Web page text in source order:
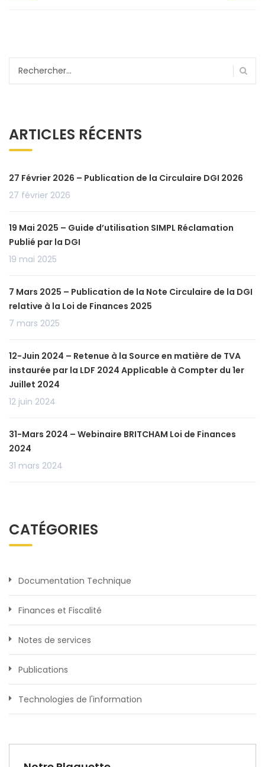
Rechercher :
ARTICLES RÉCENTS
27 Février 2026 – Publication de la Circulaire DGI 2026
27 février 2026
19 Mai 2025 – Guide d’utilisation SIMPL Réclamation
Publié par la DGI
19 mai 2025
7 Mars 2025 – Publication de la Note Circulaire de la DGI
relative à la Loi de Finances 2025
7 mars 2025
12-Juin 2024 – Retenue à la Source en matière de TVA
instaurée par la LDF 2024 Applicable à Compter du 1er
Juillet 2024
12 juin 2024
31-Mars 2024 – Webinaire BRITCHAM Loi de Finances
2024
31 mars 2024
CATÉGORIES
Documentation Technique
Finances et Fiscalité
Notes de services
Publications
Technologies de l'information